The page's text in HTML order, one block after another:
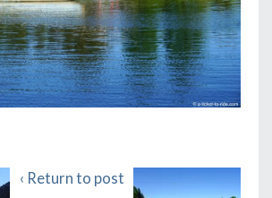
‹ Return to post